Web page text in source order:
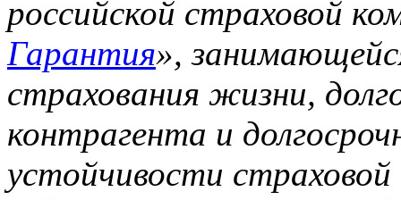
российской страховой
Гарантия»,
страхования жизни,
контрагента и
устойчивости